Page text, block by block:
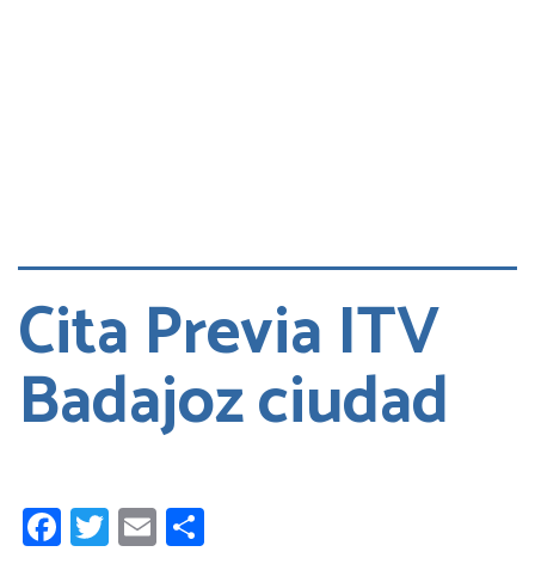
Cita Previa ITV
Badajoz ciudad
Facebook
Twitter
Email